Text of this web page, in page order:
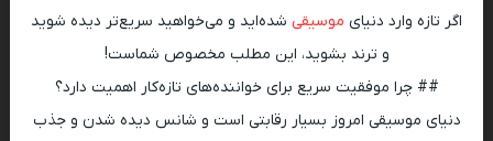
اگر تازه وارد دنیای موسیقی شده‌اید و می‌خواهید سریع‌تر دیده شوید
و ترند بشوید، این مطلب مخصوص شماست!
## چرا موفقیت سریع برای خواننده‌های تازه‌کار اهمیت دارد؟
دنیای موسیقی امروز بسیار رقابتی است و شانس دیده شدن و جذب